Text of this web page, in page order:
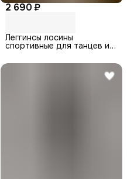
2 690 ₽
Леггинсы лосины
спортивные для танцев и